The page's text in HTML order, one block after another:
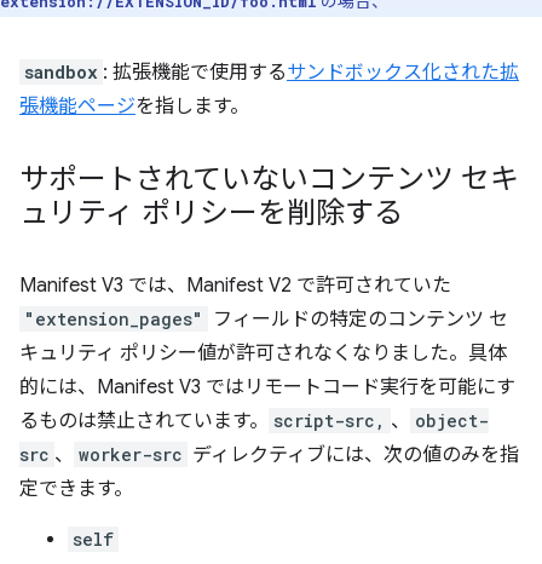
sandbox : 拡張機能で使用するサンドボックス化された拡
張機能ページを指します。
サポートされていないコンテンツ セキ
ュリティ ポリシーを削除する
Manifest V3 では、Manifest V2 で許可されていた
"extension_pages"
フィールドの特定のコンテンツ セ
キュリティ ポリシー値が許可されなくなりました。具体
的には、Manifest V3 ではリモートコード実行を可能にす
るものは禁止されています。
script-src, 、
object-
src 、 worker-src ディレクティブには、次の値のみを指
定できます。
self